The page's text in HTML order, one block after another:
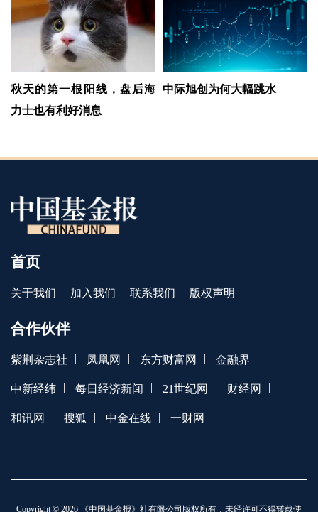
秋天的第一根阳线，盘后海
力士也有利好消息
中际旭创为何大幅跳水
首页
关于我们 加入我们 联系我们 版权声明
合作伙伴
紫荆杂志社 | 凤凰网 | 东方财富网 | 金融界 |
中新经纬 | 每日经济新闻 | 21世纪网 | 财经网 |
和讯网 | 搜狐 | 中金在线 | 一财网
Copyright © 2026 《中国基金报》社有限公司版权所有，未经许可不得转载使